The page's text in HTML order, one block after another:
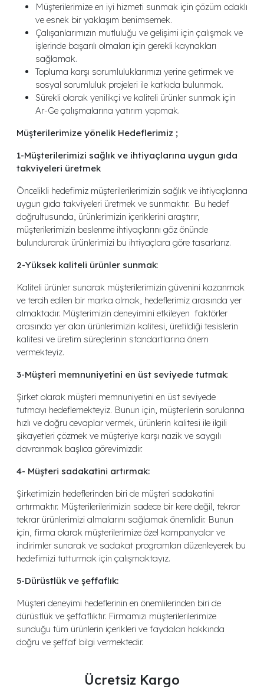
Müşterilerimize en iyi hizmeti sunmak için çözüm odaklı
ve esnek bir yaklaşım benimsemek.
Çalışanlarımızın mutluluğu ve gelişimi için çalışmak ve
işlerinde başarılı olmaları için gerekli kaynakları
sağlamak.
Topluma karşı sorumluluklarımızı yerine getirmek ve
sosyal sorumluluk projeleri ile katkıda bulunmak.
Sürekli olarak yenilikçi ve kaliteli ürünler sunmak için
Ar-Ge çalışmalarına yatırım yapmak.
Müşterilerimize yönelik Hedeflerimiz ;
1-Müşterilerimizi sağlık ve ihtiyaçlarına uygun gıda
takviyeleri üretmek
Öncelikli hedefimiz müşterilerilerimizin sağlık ve ihtiyaçlarına
uygun gıda takviyeleri üretmek ve sunmaktır. Bu hedef
doğrultusunda, ürünlerimizin içeriklerini araştırır,
müşterilerimizin beslenme ihtiyaçlarını göz önünde
bulundurarak ürünlerimizi bu ihtiyaçlara göre tasarlarız.
2-Yüksek kaliteli ürünler sunmak:
Kaliteli ürünler sunarak müşterilerimizin güvenini kazanmak
ve tercih edilen bir marka olmak, hedeflerimiz arasında yer
almaktadır. Müşterimizin deneyimini etkileyen faktörler
arasında yer alan ürünlerimizin kalitesi, üretildiği tesislerin
kalitesi ve üretim süreçlerinin standartlarına önem
vermekteyiz.
3-Müşteri memnuniyetini en üst seviyede tutmak:
Şirket olarak müşteri memnuniyetini en üst seviyede
tutmayı hedeflemekteyiz. Bunun için, müşterilerin sorularına
hızlı ve doğru cevaplar vermek, ürünlerin kalitesi ile ilgili
şikayetleri çözmek ve müşteriye karşı nazik ve saygılı
davranmak başlıca görevimizdir.
4- Müşteri sadakatini artırmak:
Şirketimizin hedeflerinden biri de müşteri sadakatini
artırmaktır. Müşterilerilerimizin sadece bir kere değil, tekrar
tekrar ürünlerimizi almalarını sağlamak önemlidir. Bunun
için, firma olarak müşterilerimize özel kampanyalar ve
indirimler sunarak ve sadakat programları düzenleyerek bu
hedefimizi tutturmak için çalışmaktayız.
5-Dürüstlük ve şeffaflık:
Müşteri deneyimi hedeflerinin en önemlilerinden biri de
dürüstlük ve şeffaflıktır. Firmamızı müşterilerilerimize
sunduğu tüm ürünlerin içerikleri ve faydaları hakkında
doğru ve şeffaf bilgi vermektedir.
Ücretsiz Kargo